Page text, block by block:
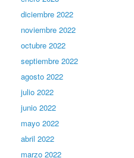
diciembre 2022
noviembre 2022
octubre 2022
septiembre 2022
agosto 2022
julio 2022
junio 2022
mayo 2022
abril 2022
marzo 2022